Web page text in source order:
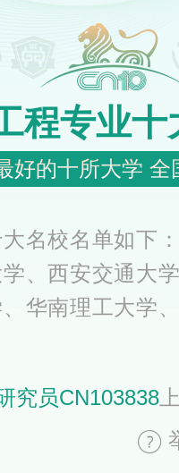
程专业
好的十所大学
名校名单如下
、西安交通大
华南理工大学
究员CN103838